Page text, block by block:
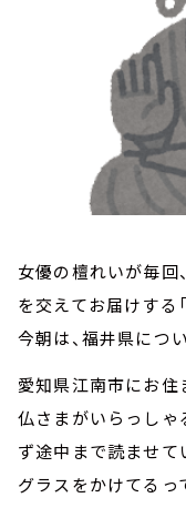
女優の檀れいが毎回
を交えてお届けする
今朝は、福井県につ
愛知県江南市にお住
仏さまがいらっしゃ
ず途中まで読ませて
グラスをかけてるっ